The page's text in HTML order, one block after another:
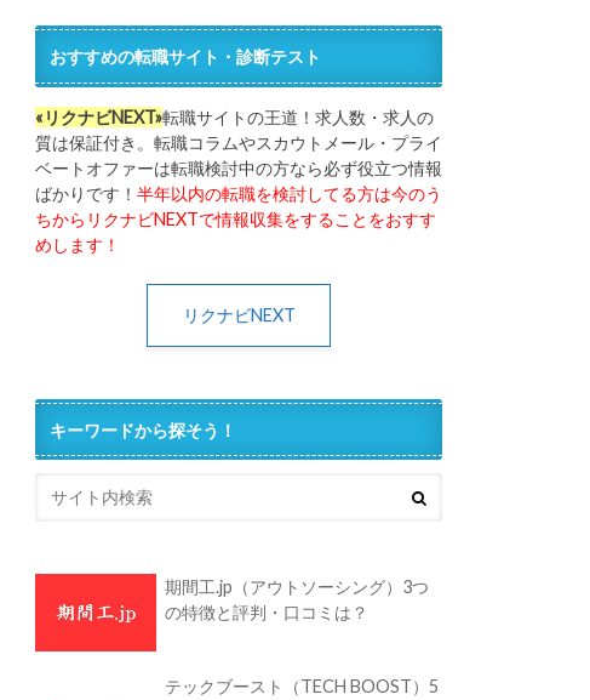
おすすめの転職サイト・診断テスト
«リクナビNEXT»転職サイトの王道！求人数・求人の
質は保証付き。転職コラムやスカウトメール・プライ
ベートオファーは転職検討中の方なら必ず役立つ情報
ばかりです！ 半年以内の転職を検討してる方は今のう
ちからリクナビNEXTで情報収集をすることをおすす
めします！
リクナビNEXT
キーワードから探そう！
期間工.jp（アウトソーシング）3つ
の特徴と評判・口コミは？
テックブースト（TECH BOOST）5